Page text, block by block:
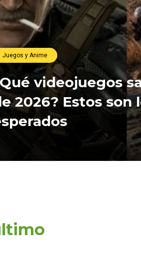
Juegos y Anime
videojuegos
2026? Estos son